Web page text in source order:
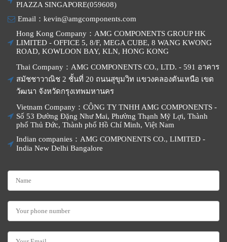
PIAZZA SINGAPORE(059608)
Email：kevin@amgcomponents.com
Hong Kong Company：AMG COMPONENTS GROUP HK
LIMITED - OFFICE 5, 8/F, MEGA CUBE, 8 WANG KWONG
ROAD, KOWLOON BAY, KLN, HONG KONG
Thai Company：AMG COMPONENTS CO., LTD. - 591 อาคาร
สมัชชาวาณิช 2 ชั้นที่ 20 ถนนสุขุมวิท แขวงคลองตันเหนือ เขต
วัฒนา จังหวัดกรุงเทพมหานคร
Vietnam Company：CÔNG TY TNHH AMG COMPONENTS -
Số 53 Đường Đặng Như Mai, Phường Thạnh Mỹ Lợi, Thành
phố Thủ Đức, Thành phố Hồ Chí Minh, Việt Nam
Indian companies：AMG COMPONENTS CO., LIMITED -
India New Delhi Bangalore